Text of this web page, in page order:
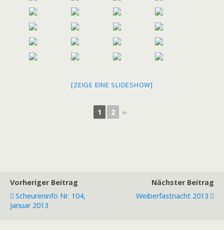
[ZEIGE EINE SLIDESHOW]
1 2 ►
Vorheriger Beitrag
Scheureninfo Nr. 104,
Januar 2013
Nächster Beitrag
Weiberfastnacht 2013